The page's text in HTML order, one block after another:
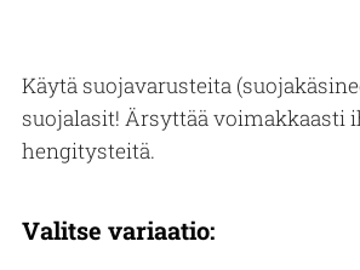
Käytä suojavarusteita
suojalasit! Ärsyttää voimakkaasti
hengitysteitä.
Valitse variaatio: